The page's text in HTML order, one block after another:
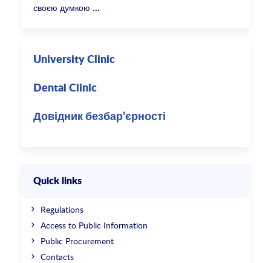
своєю думкою
University Clinic
Dental Clinic
Довідник безбар’єрності
Quick links
Regulations
Access to Public Information
Public Procurement
Contacts